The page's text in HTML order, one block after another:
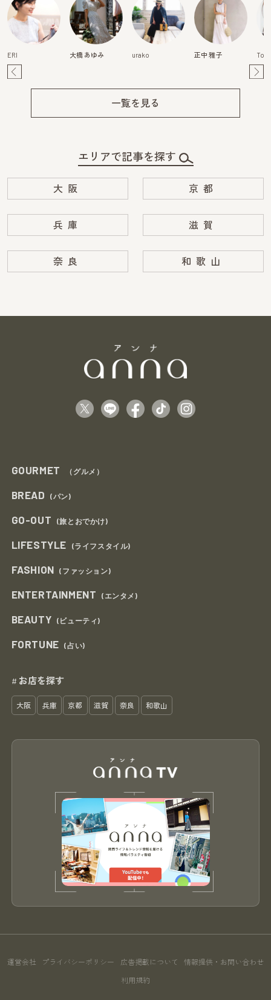
ERI 大橋 あゆみ urako 正中 雅子
一覧を見る
エリアで記事を探す
大阪 京都
兵庫 滋賀
奈良 和歌山
GOURMET （グルメ）
BREAD (パン)
GO-OUT (旅とおでかけ)
LIFESTYLE (ライフスタイル)
FASHION (ファッション)
ENTERTAINMENT (エンタメ)
BEAUTY (ビューティ)
FORTUNE (占い)
# お店を探す
大阪 兵庫 京都 滋賀 奈良 和歌山
運営会社 プライバシーポリシー 広告掲載について 情報提供・お問い合わせ
利用規約